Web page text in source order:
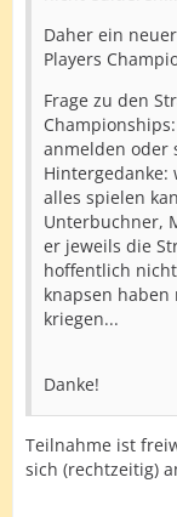
Daher ein
Players
Frage zu den
anmelden oder
Hintergedanke:
alles spielen
Unterbuchner,
er jeweils die
hoffentlich
knapsen haben
kriegen...
Danke!
Teilnahme ist
sich (rechtzeitig)